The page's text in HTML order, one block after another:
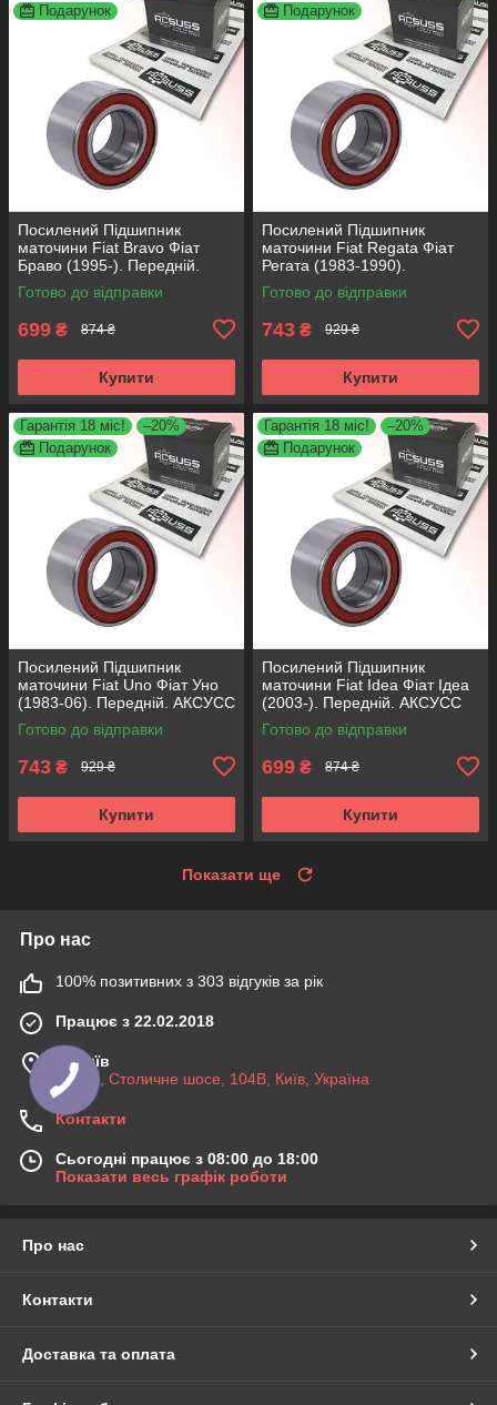
Подарунок
Посилений Підшипник
маточини Fiat Bravo Фіат
Браво (1995-). Передній.
АКСУСС Корея! VKBA3538 ,
R158.44 , 713690750
Готово до відправки
699 ₴ 874 ₴
Купити
Подарунок
Посилений Підшипник
маточини Fiat Regata Фіат
Регата (1983-1990).
Передній. АКСУСС Корея!
VKBA1410 , R182.60 ,
Готово до відправки
743 ₴ 929 ₴
Купити
Гарантія 18 міс!
–20%
Подарунок
Посилений Підшипник
маточини Fiat Uno Фіат Уно
(1983-06). Передній. АКСУСС
Корея! VKBA1410 , R182.60 ,
713696100
Готово до відправки
743 ₴ 929 ₴
Купити
Гарантія 18 міс!
–20%
Подарунок
Посилений Підшипник
маточини Fiat Idea Фіат Ідеа
(2003-). Передній. АКСУСС
Корея! VKBA3538 , R158.44 ,
713690750
Готово до відправки
699 ₴ 874 ₴
Купити
Показати ще
Про нас
100% позитивних з 303 відгуків за рік
Працює з 22.02.2018
м. Київ
03045, Столичне шосе, 104B, Київ, Україна
Контакти
Сьогодні працює з 08:00 до 18:00
Показати весь графік роботи
Про нас
Контакти
Доставка та оплата